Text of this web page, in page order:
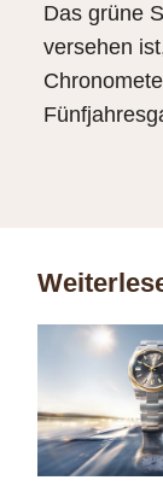
Das grüne
versehen